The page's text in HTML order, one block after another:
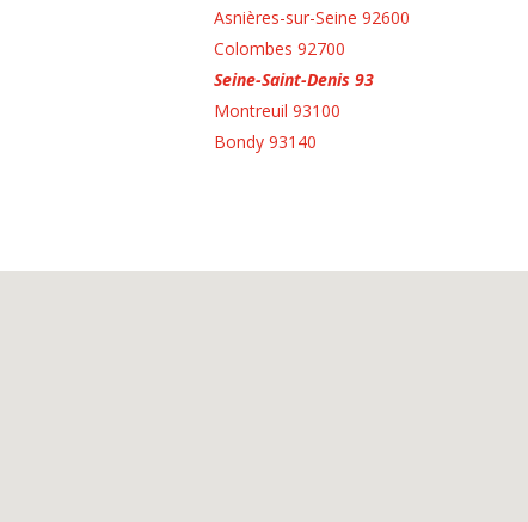
Asnières-sur-Seine 92600
Colombes 92700
Seine-Saint-Denis 93
Montreuil 93100
Bondy 93140